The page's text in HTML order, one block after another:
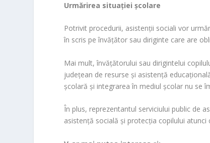
Urmărirea situaţiei şcolare
Potrivit procedurii, asistenţii sociali vor
în scris pe învățător sau diriginte care are
Mai mult, învățătorului sau dirigintelui
județean de resurse și asistență
școlară și integrarea în mediul școlar nu se
În plus, reprezentantul serviciului public de
asistență socială și protecția copilului